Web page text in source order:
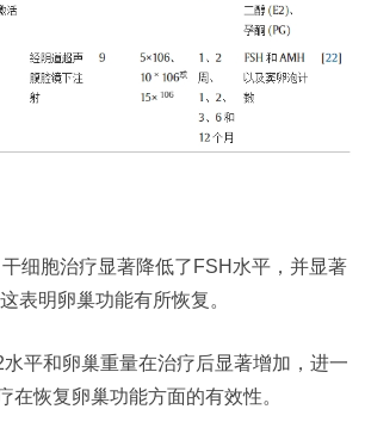
干细胞治疗显著降低了FSH水平，并显著
表明卵巢功能有所恢复。
水平和卵巢重量在治疗后显著增加，进一
在恢复卵巢功能方面的有效性。